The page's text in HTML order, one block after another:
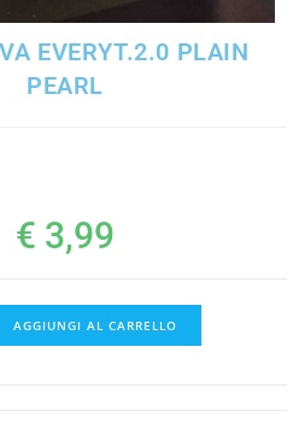
EVERYT.2.0 PLAIN
PEARL
€ 3,99
AGGIUNGI AL CARRELLO